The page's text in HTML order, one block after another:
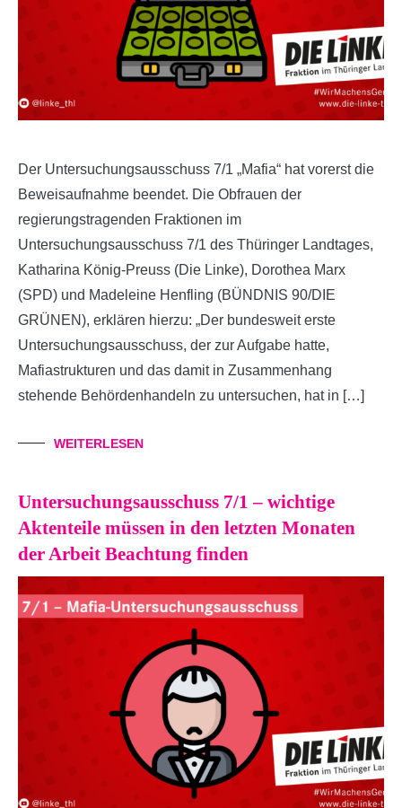
Der Untersuchungsausschuss 7/1 „Mafia“ hat vorerst die
Beweisaufnahme beendet. Die Obfrauen der
regierungstragenden Fraktionen im
Untersuchungsausschuss 7/1 des Thüringer Landtages,
Katharina König-Preuss (Die Linke), Dorothea Marx
(SPD) und Madeleine Henfling (BÜNDNIS 90/DIE
GRÜNEN), erklären hierzu: „Der bundesweit erste
Untersuchungsausschuss, der zur Aufgabe hatte,
Mafiastrukturen und das damit in Zusammenhang
stehende Behördenhandeln zu untersuchen, hat in […]
WEITERLESEN
Untersuchungsausschuss 7/1 – wichtige
Aktenteile müssen in den letzten Monaten
der Arbeit Beachtung finden